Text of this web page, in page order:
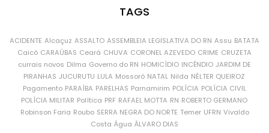
TAGS
ACIDENTE Alcaçuz ASSALTO ASSEMBLEIA LEGISLATIVA DO RN Assu BATATA
Caicó CARAÚBAS Ceará CHUVA CORONEL AZEVEDO CRIME CRUZETA
currais novos Dilma Governo do RN HOMICÍDIO INCÊNDIO JARDIM DE
PIRANHAS JUCURUTU LULA Mossoró NATAL Nilda NÉLTER QUEIROZ
Pagamento PARAÍBA PARELHAS Parnamirim POLÍCIA POLÍCIA CIVIL
POLÍCIA MILITAR Política PRF RAFAEL MOTTA RN ROBERTO GERMANO
Robinson Faria Roubo SERRA NEGRA DO NORTE Temer UFRN Vivaldo
Costa Água ÁLVARO DIAS